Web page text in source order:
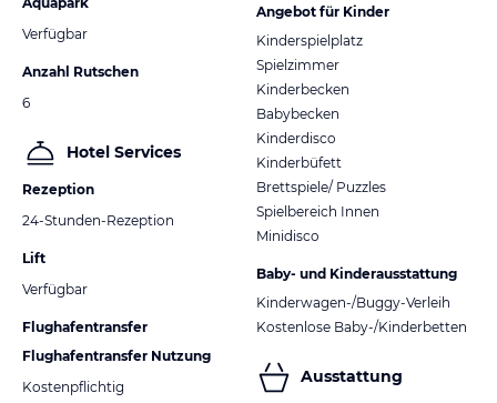
Verfügbar
Anzahl Rutschen
6
Hotel Services
Rezeption
24-Stunden-Rezeption
Lift
Verfügbar
Flughafentransfer
Flughafentransfer Nutzung
Kostenpflichtig
Angebot für Kinder
Kinderspielplatz
Spielzimmer
Kinderbecken
Babybecken
Kinderdisco
Kinderbüfett
Brettspiele/ Puzzles
Spielbereich Innen
Minidisco
Baby- und Kinderausstattung
Kinderwagen-/Buggy-Verleih
Kostenlose Baby-/Kinderbetten
Ausstattung